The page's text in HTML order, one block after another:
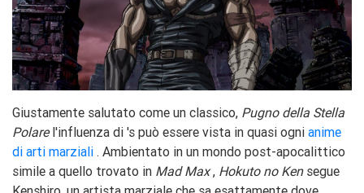
Giustamente salutato come un classico, Pugno della Stella
Polarel'influenza di 's può essere vista in quasi ogni anime
di arti marziali . Ambientato in un mondo post-apocalittico
simile a quello trovato in Mad Max, Hokuto no Kensegue